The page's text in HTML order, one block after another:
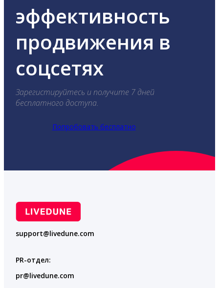
эффективность
продвижения в
соцсетях
Зарегистируйтесь и получите 7 дней
бесплатного доступа.
Попробовать бесплатно
support@livedune.com
PR-отдел:
pr@livedune.com